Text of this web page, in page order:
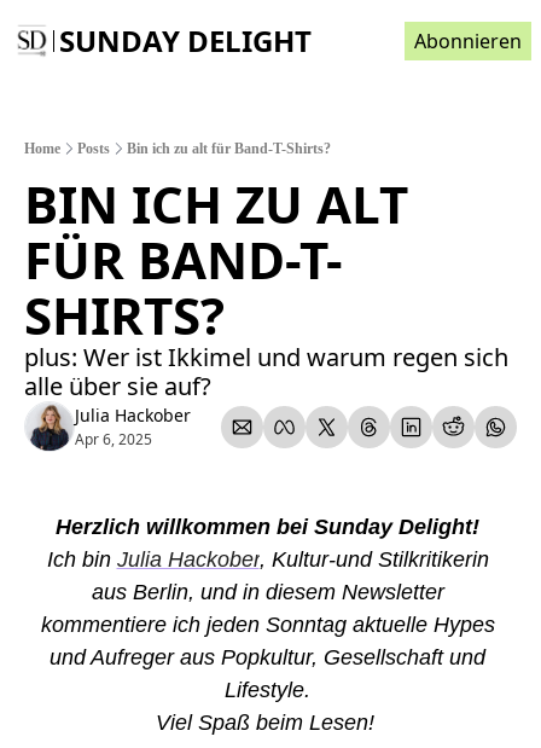
SUNDAY DELIGHT Abonnieren
Home Posts Bin ich zu alt für Band-T-Shirts?
BIN ICH ZU ALT
FÜR BAND-T-
SHIRTS?
plus: Wer ist Ikkimel und warum regen sich
alle über sie auf?
Julia Hackober
Apr 6, 2025
Herzlich willkommen bei Sunday Delight!
Ich bin Julia Hackober, Kultur-und Stilkritikerin
aus Berlin, und in diesem Newsletter
kommentiere ich jeden Sonntag aktuelle Hypes
und Aufreger aus Popkultur, Gesellschaft und
Lifestyle.
Viel Spaß beim Lesen!